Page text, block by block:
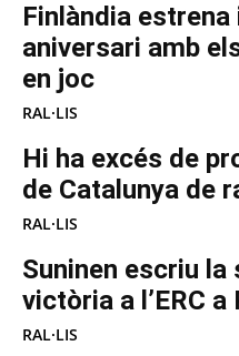
Finlàndia
aniversari amb
en joc
RAL·LIS
Hi ha excés de
de Catalunya de
RAL·LIS
Suninen escriu la
victòria a l’ERC a
RAL·LIS